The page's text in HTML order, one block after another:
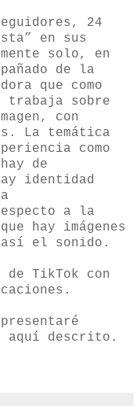
24
en sus
solo, en
de la
que como
trabaja sobre
con
La temática
como
de
identidad
a la
hay imágenes
el sonido.
TikTok con
aquí descrito.